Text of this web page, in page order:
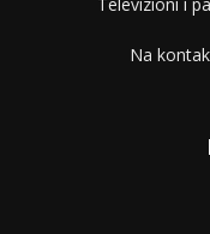
Televizioni i
Na